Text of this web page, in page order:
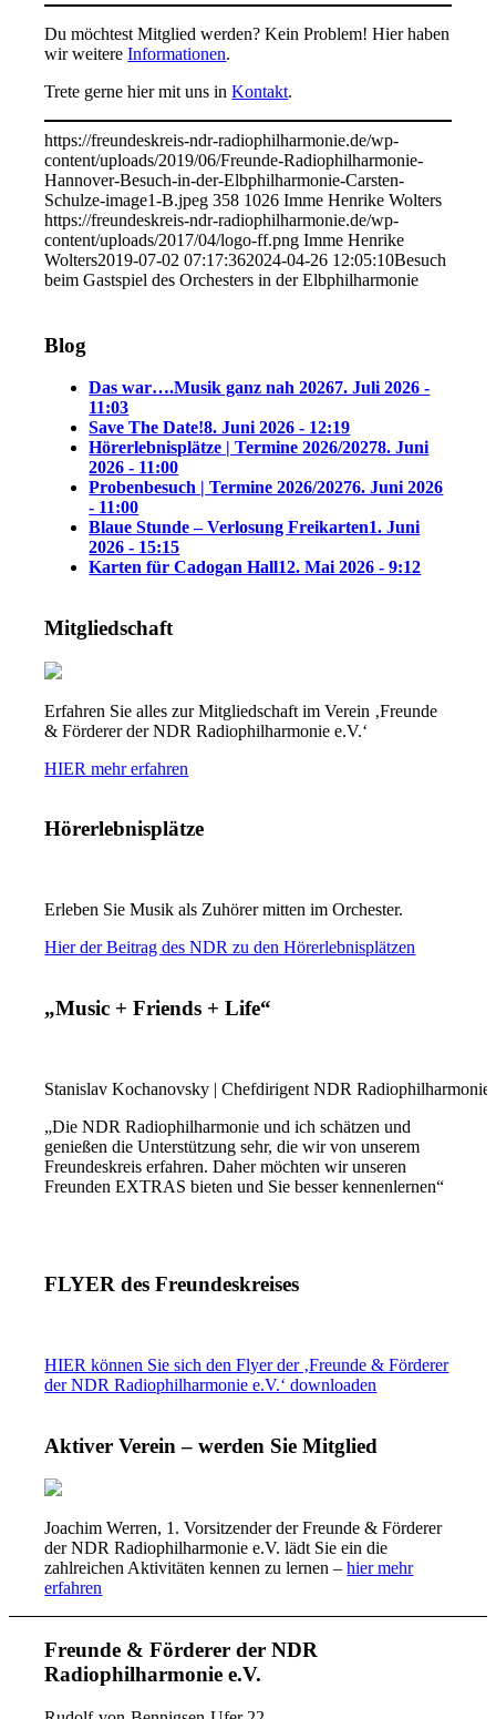
Du möchtest Mitglied werden? Kein Problem! Hier haben
wir weitereInformationen.
Trete gerne hier mit uns inKontakt.
https://freundeskreis-ndr-radiophilharmonie.de/wp-
content/uploads/2019/06/Freunde-Radiophilharmonie-
Hannover-Besuch-in-der-Elbphilharmonie-Carsten-
Schulze-image1-B.jpeg 358 1026 Imme Henrike Wolters
https://freundeskreis-ndr-radiophilharmonie.de/wp-
content/uploads/2017/04/logo-ff.png Imme Henrike
Wolters2019-07-02 07:17:362024-04-26 12:05:10Besuch
beim Gastspiel des Orchesters in der Elbphilharmonie
Blog
Das war….Musik ganz nah 20267. Juli 2026 -
11:03
Save The Date!8. Juni 2026 - 12:19
Hörerlebnisplätze | Termine 2026/20278. Juni
2026 - 11:00
Probenbesuch | Termine 2026/20276. Juni 2026
- 11:00
Blaue Stunde – Verlosung Freikarten1. Juni
2026 - 15:15
Karten für Cadogan Hall12. Mai 2026 - 9:12
Mitgliedschaft
Erfahren Sie alles zur Mitgliedschaft im Verein ‚Freunde
& Förderer der NDR Radiophilharmonie e.V.‘
HIER mehr erfahren
Hörerlebnisplätze
Erleben Sie Musik als Zuhörer mitten im Orchester.
Hier der Beitrag des NDR zu den Hörerlebnisplätzen
„Music + Friends + Life“
Stanislav Kochanovsky | Chefdirigent NDR Radiophilharmonie
„Die NDR Radiophilharmonie und ich schätzen und
genießen die Unterstützung sehr, die wir von unserem
Freundeskreis erfahren. Daher möchten wir unseren
Freunden EXTRAS bieten und Sie besser kennenlernen“
FLYER des Freundeskreises
HIER können Sie sich den Flyer der ‚Freunde & Förderer
der NDR Radiophilharmonie e.V.‘ downloaden
Aktiver Verein – werden Sie Mitglied
Joachim Werren, 1. Vorsitzender der Freunde & Förderer
der NDR Radiophilharmonie e.V. lädt Sie ein die
zahlreichen Aktivitäten kennen zu lernen –hier mehr
erfahren
Freunde & Förderer der NDR
Radiophilharmonie e.V.